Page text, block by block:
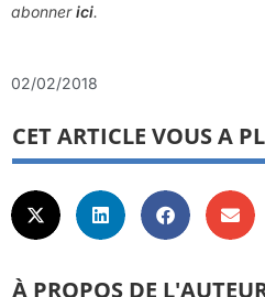
abonnerici.
02/02/2018
CET ARTICLE VOUS A
À PROPOS DE